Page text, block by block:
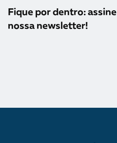
Fique por dentro: assine
nossa newsletter!